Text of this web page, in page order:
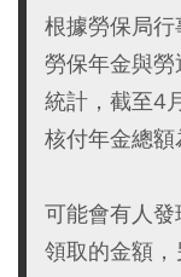
根據勞保局
勞保年金與
統計，截至4
核付年金總額
可能會有人
領取的金額